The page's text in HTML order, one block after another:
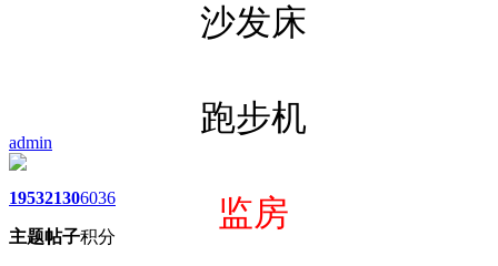
admin
1953
主题
2130
帖子
6036
积分
沙发床
跑步机
监房